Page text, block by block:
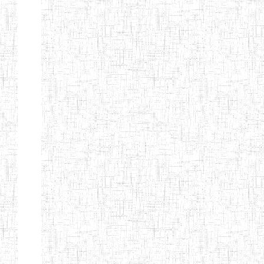
Etablissements
d'enseignement
secondaire
technique
et
professionnel
ESTP
Etablissements